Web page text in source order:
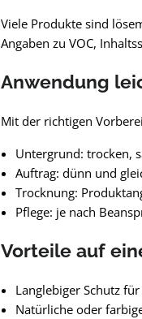
Viele Produkte sind
Angaben zu VOC,
Anwendung
Mit der richtigen
Untergrund: trocken,
Auftrag: dünn und
Trocknung:
Pflege: je nach
Vorteile auf
Langlebiger Schutz
Natürliche oder